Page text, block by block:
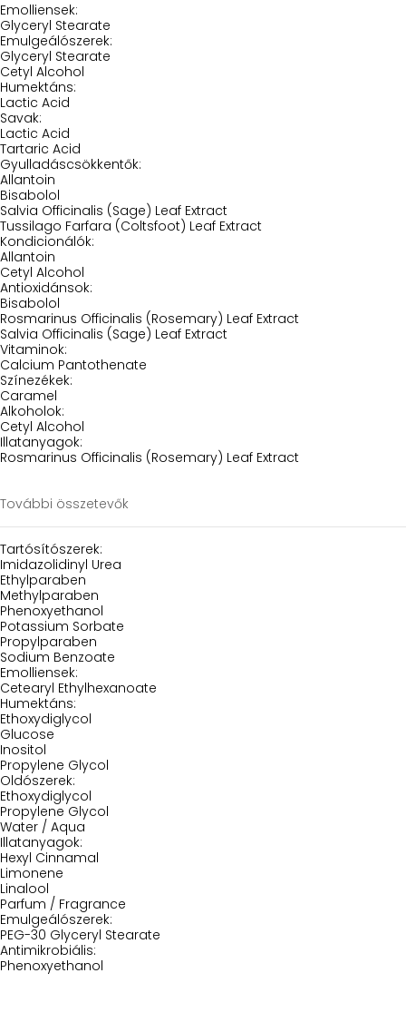
Emolliensek:
Glyceryl Stearate
Emulgeálószerek:
Glyceryl Stearate
Cetyl Alcohol
Humektáns:
Lactic Acid
Savak:
Lactic Acid
Tartaric Acid
Gyulladáscsökkentők:
Allantoin
Bisabolol
Salvia Officinalis (Sage) Leaf Extract
Tussilago Farfara (Coltsfoot) Leaf Extract
Kondicionálók:
Allantoin
Cetyl Alcohol
Antioxidánsok:
Bisabolol
Rosmarinus Officinalis (Rosemary) Leaf Extract
Salvia Officinalis (Sage) Leaf Extract
Vitaminok:
Calcium Pantothenate
Színezékek:
Caramel
Alkoholok:
Cetyl Alcohol
Illatanyagok:
Rosmarinus Officinalis (Rosemary) Leaf Extract
További összetevők
Tartósítószerek:
Imidazolidinyl Urea
Ethylparaben
Methylparaben
Phenoxyethanol
Potassium Sorbate
Propylparaben
Sodium Benzoate
Emolliensek:
Cetearyl Ethylhexanoate
Humektáns:
Ethoxydiglycol
Glucose
Inositol
Propylene Glycol
Oldószerek:
Ethoxydiglycol
Propylene Glycol
Water / Aqua
Illatanyagok:
Hexyl Cinnamal
Limonene
Linalool
Parfum / Fragrance
Emulgeálószerek:
PEG-30 Glyceryl Stearate
Antimikrobiális:
Phenoxyethanol